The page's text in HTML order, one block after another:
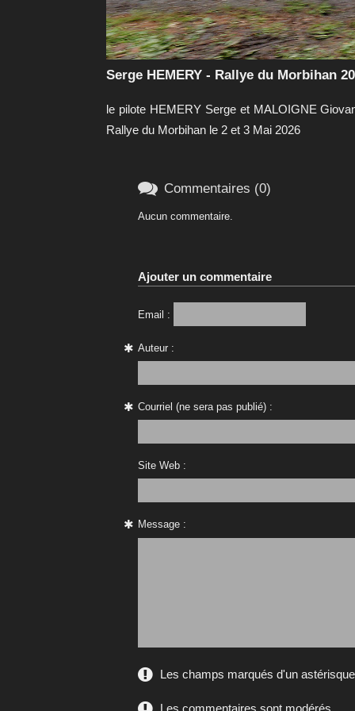
Serge HEMERY - Rallye du Morbihan
le pilote HEMERY Serge et MALOIGNE
Rallye du Morbihan le 2 et 3 Mai 2026
 Commentaires (0)
Aucun commentaire.
Ajouter un commentaire
Email :
Auteur :
Courriel (ne sera pas publié) :
Site Web :
Message :
Les champs marqués d'un